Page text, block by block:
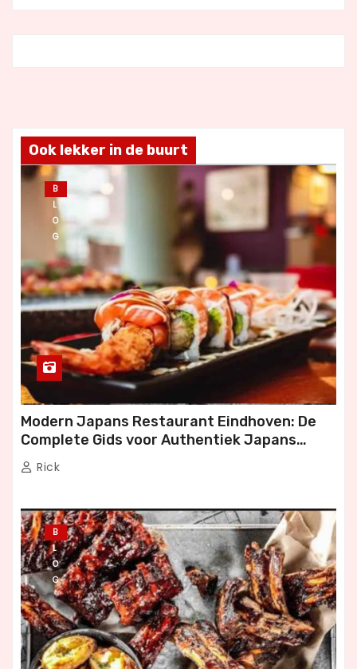
Ook lekker in de buurt
B
L
O
G
Modern Japans Restaurant Eindhoven: De
Complete Gids voor Authentiek Japans
Dineren
Rick
B
L
O
G